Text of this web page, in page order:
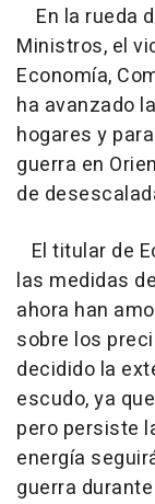
En la rueda
Ministros, el
Economía,
ha avanzado
hogares y
guerra en
de
El titular de
las medidas
ahora han
sobre los
decidido la
escudo, ya
pero persiste
energía
guerra